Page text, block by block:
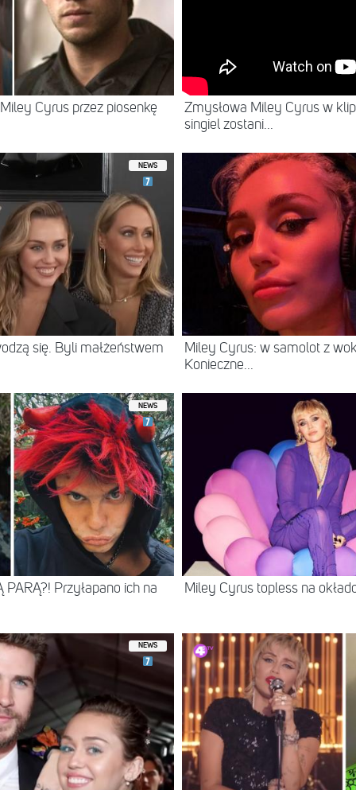
Cyrus przez piosenkę
Zmysłowa Miley Cyrus w
singiel zostani...
NEWS
się. Byli małżeństwem
Miley Cyrus: w samolot z
Konieczne...
NEWS
Przyłapano ich na Miley Cyrus topless na
NEWS